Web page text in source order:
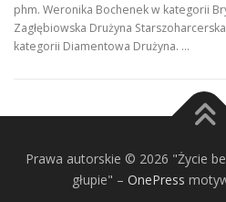
phm. Weronika Bochenek w kategorii
Zagłębiowska Drużyna
kategorii Diamentowa Drużyna. …
Prawa autorskie © 2026 "Życie
głupie" – OnePress